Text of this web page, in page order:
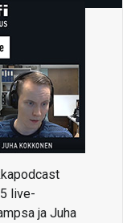
live-
ja Juha